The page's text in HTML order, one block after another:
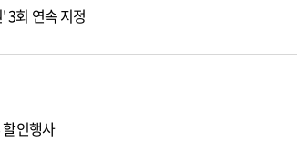
3회 연속 지정
인행사